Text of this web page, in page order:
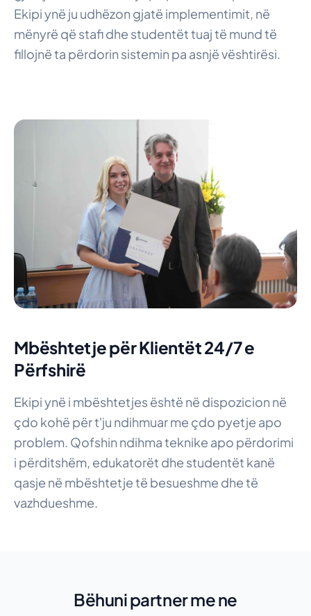
Ekipi ynë ju udhëzon gjatë implementimit, në
mënyrë që stafi dhe studentët tuaj të mund të
fillojnë ta përdorin sistemin pa asnjë vështirësi.
Mbështetje për Klientët 24/7 e
Përfshirë
Ekipi ynë i mbështetjes është në dispozicion në
çdo kohë për t'ju ndihmuar me çdo pyetje apo
problem. Qofshin ndihma teknike apo përdorimi
i përditshëm, edukatorët dhe studentët kanë
qasje në mbështetje të besueshme dhe të
vazhdueshme.
Bëhuni partner me ne